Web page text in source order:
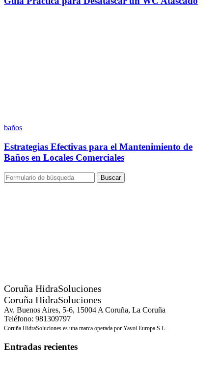
baños
Estrategias Efectivas para el Mantenimiento de
Baños en Locales Comerciales
Buscar
Coruña HidraSoluciones
Coruña HidraSoluciones
Av. Buenos Aires, 5-6, 15004 A Coruña, La Coruña
Teléfono: 981309797
Coruña HidraSoluciones es una marca operada por Yavoi Europa S.L.
Entradas recientes